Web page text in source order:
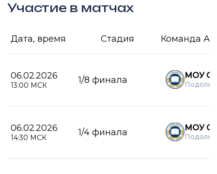
Участие в матчах
Дата, время Стадия Команда А
06.02.2026
13:00 МСК 1/8 финала МОУ
06.02.2026
14:30 МСК 1/4 финала МОУ